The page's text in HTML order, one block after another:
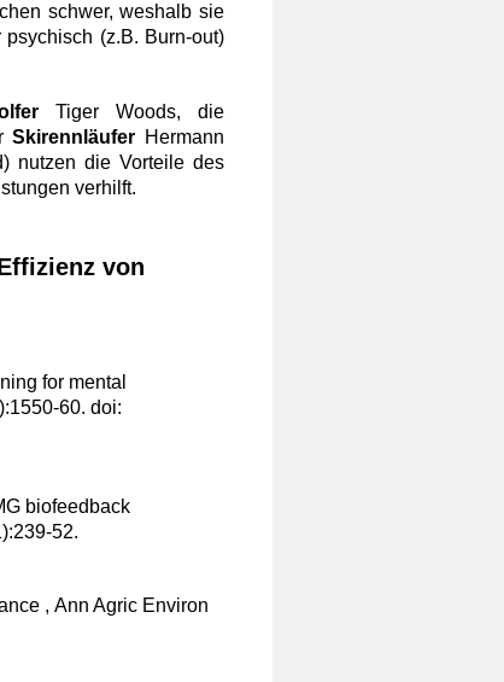
schwer, weshalb sie
psychisch (z.B. Burn-out)
Tiger Woods, die
Skirennläufer Hermann
nutzen die Vorteile des
verhilft.
von
for mental
60. doi:
biofeedback
52.
, Ann Agric Environ